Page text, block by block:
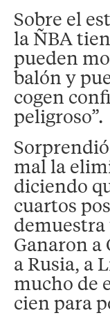
Sobre el
la ÑBA
pueden
balón y
cogen
peligroso”.
mal la
diciendo
cuartos
demuestra
Ganaron a
a Rusia, a
mucho de
cien para